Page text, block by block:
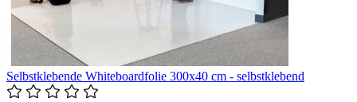
Selbstklebende Whiteboardfolie 300x40 cm - selbstklebend